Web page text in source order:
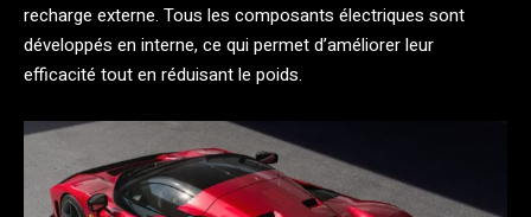
recharge externe. Tous les composants électriques sont
développés en interne, ce qui permet d’améliorer leur
efficacité tout en réduisant le poids.